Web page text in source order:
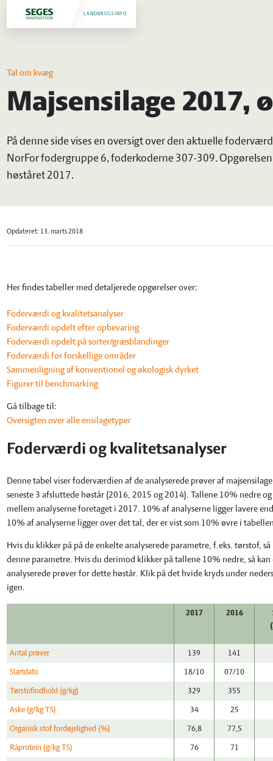
LANDBRUGSINFO
Tal om kvæg
Majsensilage 2017,
På denne side vises en oversigt over den aktuelle
NorFor fodergruppe 6, foderkoderne 307-309.
høståret 2017.
Opdateret: 13. marts 2018
Her findes tabeller med detaljerede opgørelser over:
Foderværdi og kvalitetsanalyser
Foderværdi opdelt efter opbevaring
Foderværdi opdelt på sorter/græsblandinger
Foderværdi for forskellige områder
Sammenligning af konventionel og økologisk dyrket
Figurer til benchmarking
Gå tilbage til:
Oversigten over alle ensilagetyper
Foderværdi og kvalitetsanalyser
Denne tabel viser foderværdien af de analyserede prøver af
seneste 3 afsluttede høstår (2016, 2015 og 2014). Tallene 10% nedre
mellem analyserne foretaget i 2017. 10% af analyserne ligger lavere
10% af analyserne ligger over det tal, der er vist som 10% øvre i
Hvis du klikker på på de enkelte analyserede parametre, f.eks. tørstof,
denne parametre. Hvis du derimod klikker på tallene 10% nedre, så
analyserede prøver for dette høstår. Klik på det hvide kryds under
igen.
2017 2016
Antal prøver 139 141
Slætdato 18/10 07/10
Tørstofindhold (g/kg) 329 355
Aske (g/kg TS) 34 25
Organisk stof fordøjelighed (%) 76,8 77,5
Råprotein (g/kg TS) 76 71